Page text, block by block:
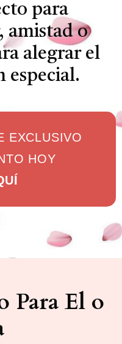
para
amistad o
alegrar el
especial.
EXCLUSIVO
HOY
Para El o